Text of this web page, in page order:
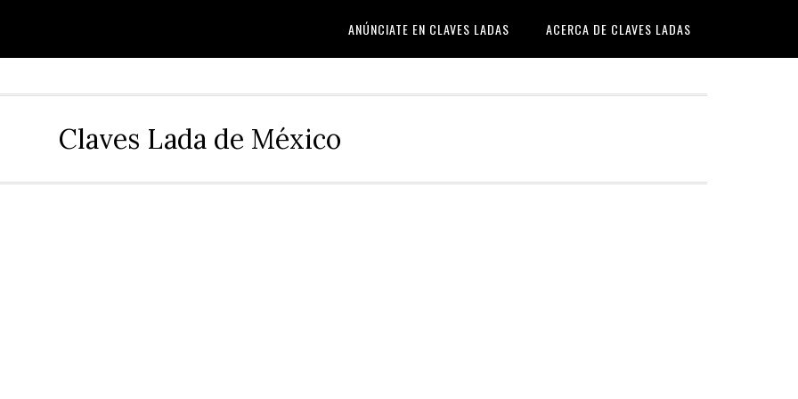
ANÚNCIATE EN CLAVES LADAS ACERCA DE CLAVES LADAS
Claves Lada de México